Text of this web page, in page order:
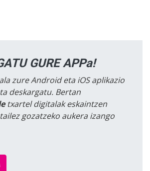
GURE APPa!
zure Android eta iOS aplikazio
deskargatu. Bertan
txartel digitalak eskaintzen
gozatzeko aukera izango